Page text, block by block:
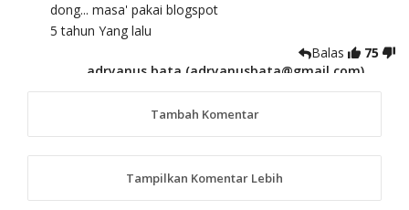
dong... masa' pakai blogspot
5 tahun Yang lalu
Balas
75
adryanus bata (adryanusbata@gmail.com)
TKS atas saran dan masukannya, akan kami
tindaklanjuti
anggy (anakkaos@gmail.com)
Kami perantu bisa baca langsung terkait Pilkada Sumba
Tambah Komentar
Tampilkan Komentar Lebih